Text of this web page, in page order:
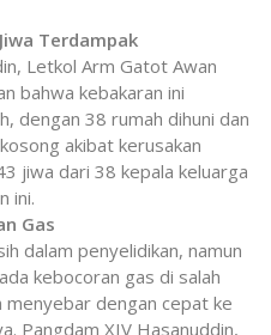
Terdampak
Letkol Arm Gatot Awan
bahwa kebakaran ini
dengan 38 rumah dihuni dan
akibat kerusakan
jiwa dari 38 kepala keluarga
ini.
Gas
dalam penyelidikan, namun
kebocoran gas di salah
menyebar dengan cepat ke
Pangdam XIV Hasanuddin,